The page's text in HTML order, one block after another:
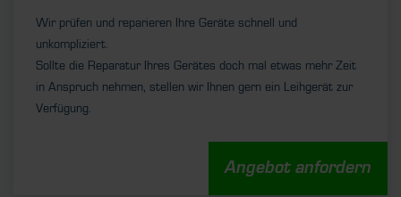
Wir prüfen und reparieren Ihre Geräte schnell und
unkompliziert.
Sollte die Reparatur Ihres Gerätes doch mal etwas mehr Zeit
in Anspruch nehmen, stellen wir Ihnen gern ein Leihgerät zur
Verfügung.
Angebot anfordern